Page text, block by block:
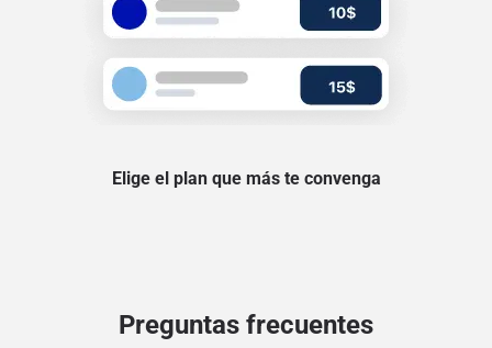
Elige el plan que más te convenga
Preguntas frecuentes